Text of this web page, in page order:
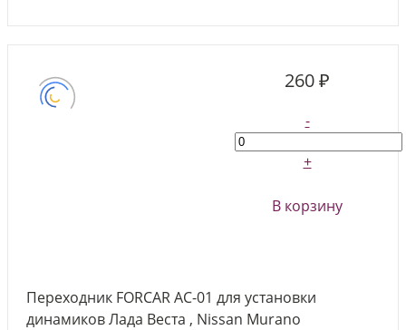
260 ₽
-
+
В корзину
Переходник FORCAR AC-01 для установки
динамиков Лада Веста , Nissan Murano